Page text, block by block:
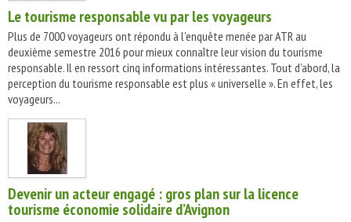
Le tourisme responsable vu par les voyageurs
Plus de 7000 voyageurs ont répondu à l'enquête menée par ATR au
deuxième semestre 2016 pour mieux connaître leur vision du tourisme
responsable. Il en ressort cinq informations intéressantes. Tout d’abord, la
perception du tourisme responsable est plus « universelle ». En effet, les
voyageurs...
Devenir un acteur engagé : gros plan sur la licence
tourisme économie solidaire d’Avignon